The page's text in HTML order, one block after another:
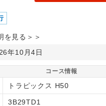
を見る＞＞
年10月4日
コース情報
トラピックス H50
3B29TD1